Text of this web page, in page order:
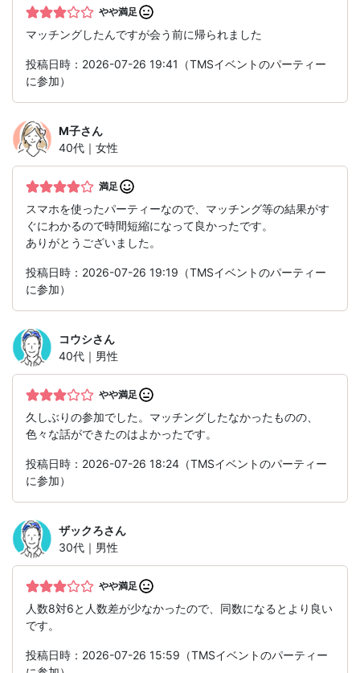
やや満足
マッチングしたんですが会う前に帰られました
投稿日時：2026-07-26 19:41（TMSイベントのパーティー
に参加）
M子さん
40代｜女性
満足
スマホを使ったパーティーなので、マッチング等の結果がす
ぐにわかるので時間短縮になって良かったです。
ありがとうございました。
投稿日時：2026-07-26 19:19（TMSイベントのパーティー
に参加）
コウシさん
40代｜男性
やや満足
久しぶりの参加でした。マッチングしたなかったものの、
色々な話ができたのはよかったです。
投稿日時：2026-07-26 18:24（TMSイベントのパーティー
に参加）
ザックろさん
30代｜男性
やや満足
人数8対6と人数差が少なかったので、同数になるとより良い
です。
投稿日時：2026-07-26 15:59（TMSイベントのパーティー